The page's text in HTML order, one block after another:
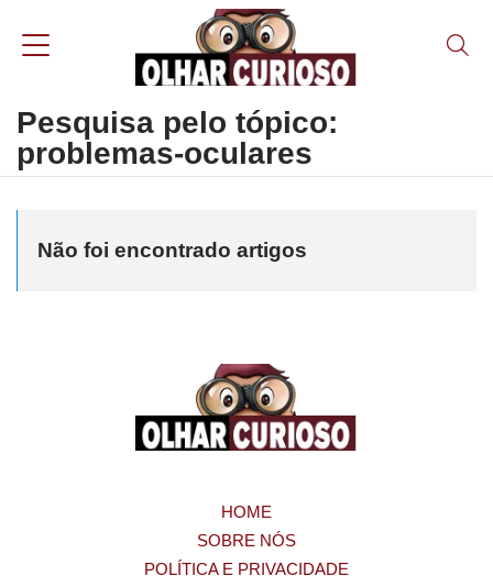
Pesquisa pelo tópico:
problemas-oculares
Não foi encontrado artigos
HOME
SOBRE NÓS
POLÍTICA E PRIVACIDADE